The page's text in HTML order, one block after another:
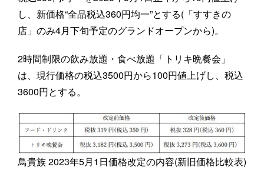
し、新価格“全品税込360円均一”とする(「すすきの
店」のみ4月下旬予定のグランドオープンから)。
2時間制限の飲み放題・食べ放題「トリキ晩餐会」
は、現行価格の税込3500円から100円値上げし、税込
3600円とする。
鳥貴族 2023年5月1日価格改定の内容(新旧価格比較表)